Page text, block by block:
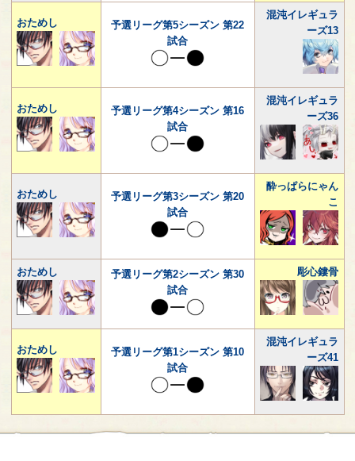
おためし
予選リーグ第5シーズン 第22
試合
混沌イレギュラ
ーズ13
おためし
予選リーグ第4シーズン 第16
試合
混沌イレギュラ
ーズ36
おためし
予選リーグ第3シーズン 第20
試合
酔っぱらにゃん
こ
おためし
予選リーグ第2シーズン 第30
試合
彫心鏤骨
おためし
予選リーグ第1シーズン 第10
試合
混沌イレギュラ
ーズ41